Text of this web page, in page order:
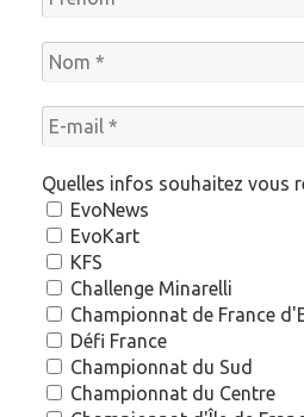
Quelles infos souhaitez vous
EvoNews
EvoKart
KFS
Challenge Minarelli
Championnat de France
Défi France
Championnat du Sud
Championnat du Centre